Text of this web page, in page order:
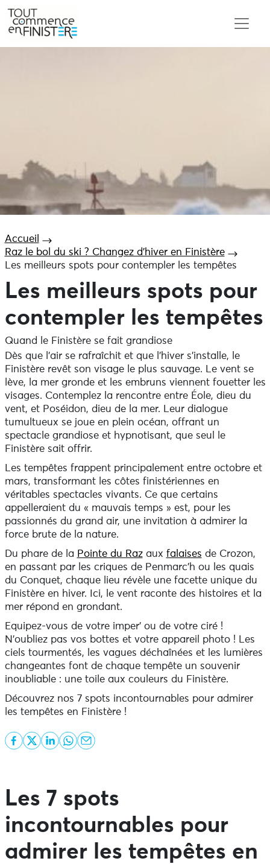
Accueil
Raz le bol du ski ? Changez d’hiver en Finistère
Les meilleurs spots pour contempler les tempêtes
Les meilleurs spots pour
contempler les tempêtes
Quand le Finistère se fait grandiose
Dès que l’air se rafraîchit et que l’hiver s’installe, le
Finistère revêt son visage le plus sauvage. Le vent se
lève, la mer gronde et les embruns viennent fouetter les
visages. Contemplez la rencontre entre Éole, dieu du
vent, et Poséidon, dieu de la mer. Leur dialogue
tumultueux se joue en plein océan, offrant un
spectacle grandiose et hypnotisant, que seul le
Finistère sait offrir.
Les tempêtes frappent principalement entre octobre et
mars, transformant les côtes finistériennes en
véritables spectacles vivants. Ce que certains
appelleraient du « mauvais temps » est, pour les
passionnés du grand air, une invitation à admirer la
force brute de la nature.
Du phare de la Pointe du Razaux falaises de Crozon,
en passant par les criques de Penmarc’h ou les quais
du Conquet, chaque lieu révèle une facette unique du
Finistère en hiver. Ici, le vent raconte des histoires et la
mer répond en grondant.
Equipez-vous de votre imper’ ou de votre ciré !
N’oubliez pas vos bottes et votre appareil photo ! Les
ciels tourmentés, les vagues déchaînées et les lumières
changeantes font de chaque tempête un souvenir
inoubliable : une toile aux couleurs du Finistère.
Découvrez nos 7 spots incontournables pour admirer
les tempêtes en Finistère !
Les 7 spots
incontournables pour
admirer les tempêtes en